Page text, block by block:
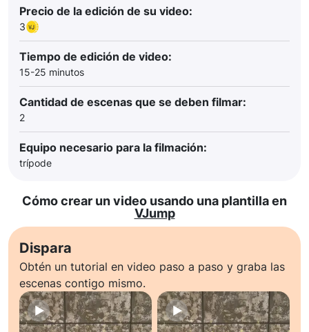
Precio de la edición de su video:
3
Tiempo de edición de video:
15-25 minutos
Cantidad de escenas que se deben filmar:
2
Equipo necesario para la filmación:
trípode
Cómo crear un video usando una plantilla en
VJump
Dispara
Obtén un tutorial en video paso a paso y graba las
escenas contigo mismo.